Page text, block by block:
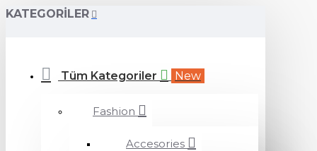
KATEGORILER
Tüm Kategoriler New
Fashion
Accesories